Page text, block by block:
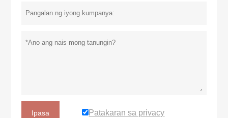
Ipasa Patakaran sa privacy